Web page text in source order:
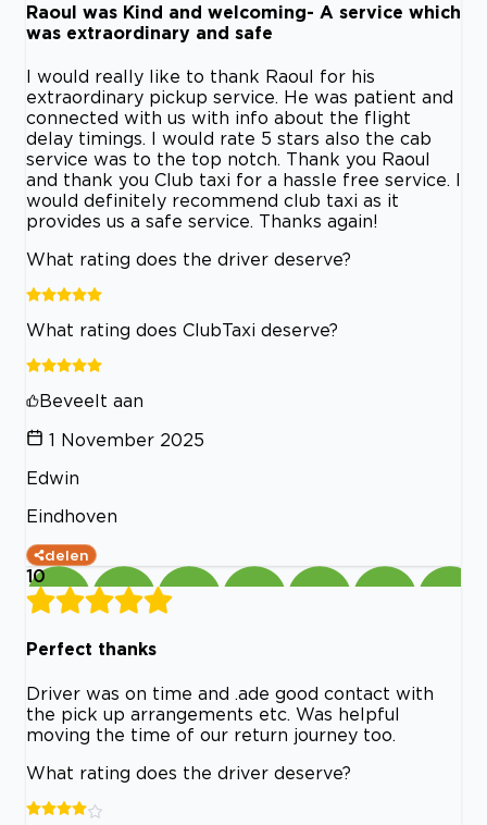
Raoul was Kind and welcoming- A service which
was extraordinary and safe
I would really like to thank Raoul for his
extraordinary pickup service. He was patient and
connected with us with info about the flight
delay timings. I would rate 5 stars also the cab
service was to the top notch. Thank you Raoul
and thank you Club taxi for a hassle free service. I
would definitely recommend club taxi as it
provides us a safe service. Thanks again!
What rating does the driver deserve?
What rating does ClubTaxi deserve?
Beveelt aan
1 November 2025
Edwin
Eindhoven
delen
10
Perfect thanks
Driver was on time and .ade good contact with
the pick up arrangements etc. Was helpful
moving the time of our return journey too.
What rating does the driver deserve?